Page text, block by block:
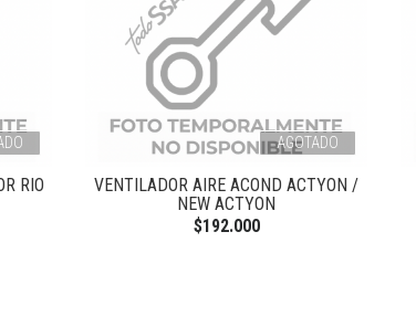
RIO
AGOTADO
VENTILADOR AIRE ACOND ACTYON /
NEW ACTYON
$192.000